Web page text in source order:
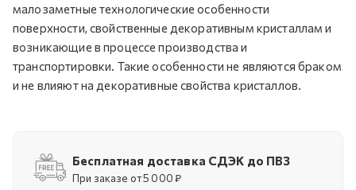
малозаметные технологические особенности
поверхности, свойственные декоративным кристаллам и
возникающие в процессе производства и
транспортировки. Такие особенности не являются браком
и не влияют на декоративные свойства кристаллов.
Бесплатная доставка СДЭК до ПВЗ
При заказе от 5 000 ₽